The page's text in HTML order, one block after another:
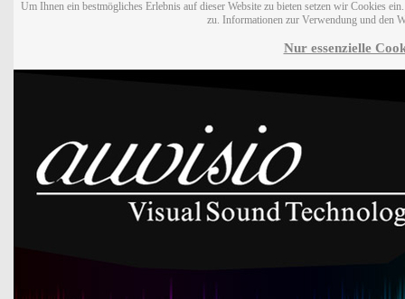
Um Ihnen ein bestmögliches Erlebnis auf dieser Website zu bieten setzen wir Cookies
zu. Informationen zur Verwendung und den
Nur essenzielle